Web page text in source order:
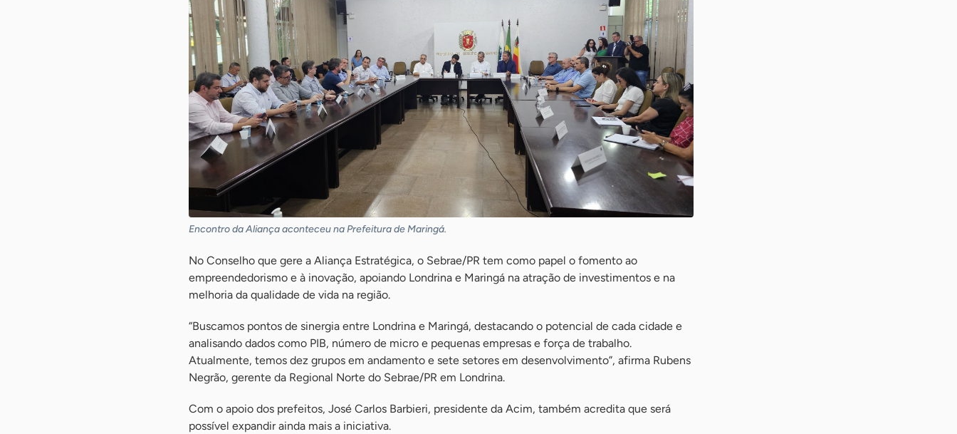
Encontro da Aliança aconteceu na Prefeitura de Maringá.
No Conselho que gere a Aliança Estratégica, o Sebrae/PR tem como papel o fomento ao
empreendedorismo e à inovação, apoiando Londrina e Maringá na atração de investimentos e na
melhoria da qualidade de vida na região.
“Buscamos pontos de sinergia entre Londrina e Maringá, destacando o potencial de cada cidade e
analisando dados como PIB, número de micro e pequenas empresas e força de trabalho.
Atualmente, temos dez grupos em andamento e sete setores em desenvolvimento”, afirma Rubens
Negrão, gerente da Regional Norte do Sebrae/PR em Londrina.
Com o apoio dos prefeitos, José Carlos Barbieri, presidente da Acim, também acredita que será
possível expandir ainda mais a iniciativa.